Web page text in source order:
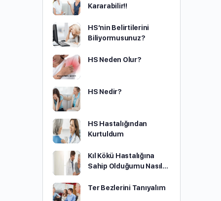
Kararabilir!!
HS’nin Belirtilerini
Biliyormusunuz?
HS Neden Olur?
HS Nedir?
HS Hastalığından
Kurtuldum
Kıl Kökü Hastalığına
Sahip Olduğumu Nasıl…
Ter Bezlerini Tanıyalım